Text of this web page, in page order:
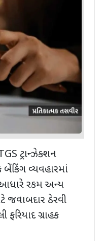
ટ્રાન્ઝેક્શન
બેંકિંગ વ્યવહારમાં
આધારે રકમ અન્ય
જવાબદાર ઠેરવી
ગ્રાહક